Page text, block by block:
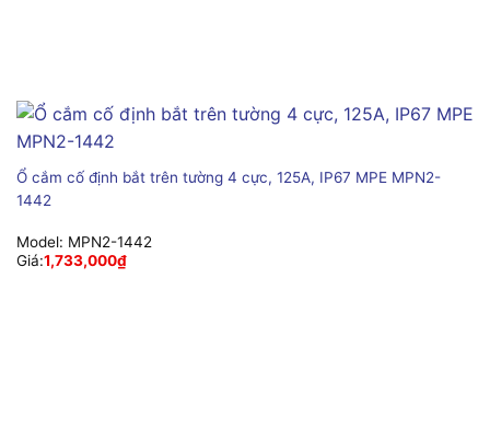
Ổ cắm cố định bắt trên tường 4 cực, 125A, IP67 MPE MPN2-
1442
Model: MPN2-1442
Giá:1,733,000₫